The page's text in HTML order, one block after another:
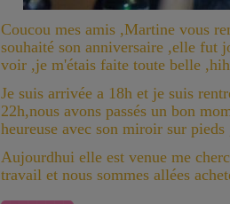
Coucou mes amis ,Martine vous
souhaité son anniversaire ,elle fut
voir ,je m'étais faite toute belle
Je suis arrivée a 18h et je suis
22h,nous avons passés un bon
heureuse avec son miroir sur
Aujourdhui elle est venue me
travail et nous sommes allées